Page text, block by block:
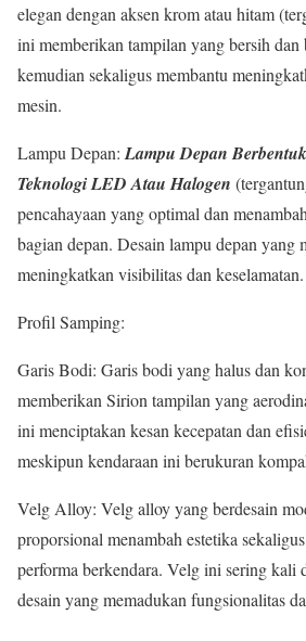
elegan dengan aksen krom atau hitam
ini memberikan tampilan yang bersih dan
kemudian sekaligus membantu
mesin.
Lampu Depan: Lampu Depan
Teknologi LED Atau Halogen
pencahayaan yang optimal dan
bagian depan. Desain lampu depan yang
meningkatkan visibilitas dan keselamatan.
Profil Samping:
Garis Bodi: Garis bodi yang halus dan
memberikan Sirion tampilan yang
ini menciptakan kesan kecepatan dan
meskipun kendaraan ini berukuran
Velg Alloy: Velg alloy yang berdesain
proporsional menambah estetika
performa berkendara. Velg ini sering kali
desain yang memadukan fungsionalitas